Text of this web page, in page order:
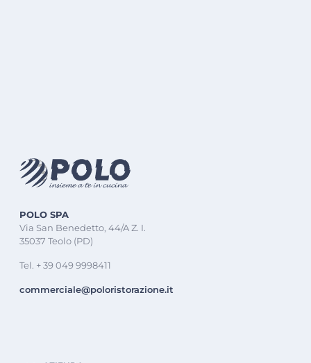
POLO SPA
Via San Benedetto, 44/A Z. I.
35037 Teolo (PD)
Tel. + 39 049 9998411
commerciale@poloristorazione.it